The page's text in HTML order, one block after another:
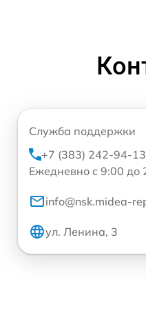
Служба поддержки
+7 (383) 242-94-13
Ежедневно с 9:00 до
info@nsk.midea-
ул. Ленина, 3